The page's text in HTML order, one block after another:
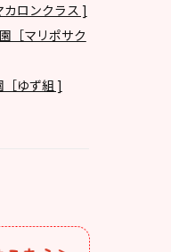
ロンクラス ]
［マリポサク
［ゆず組 ]